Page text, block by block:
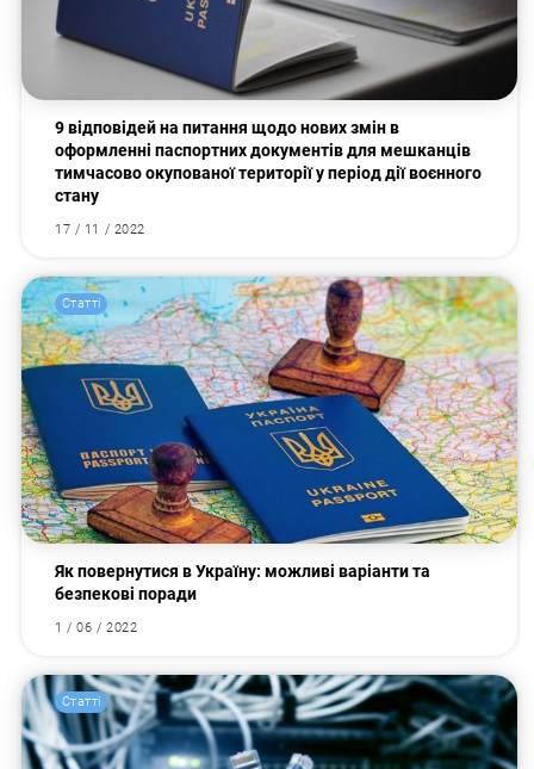
9 відповідей на питання щодо нових змін в
оформленні паспортних документів для мешканців
тимчасово окупованої території у період дії воєнного
стану
17 / 11 / 2022
Статті
Як повернутися в Україну: можливі варіанти та
безпекові поради
1 / 06 / 2022
Статті